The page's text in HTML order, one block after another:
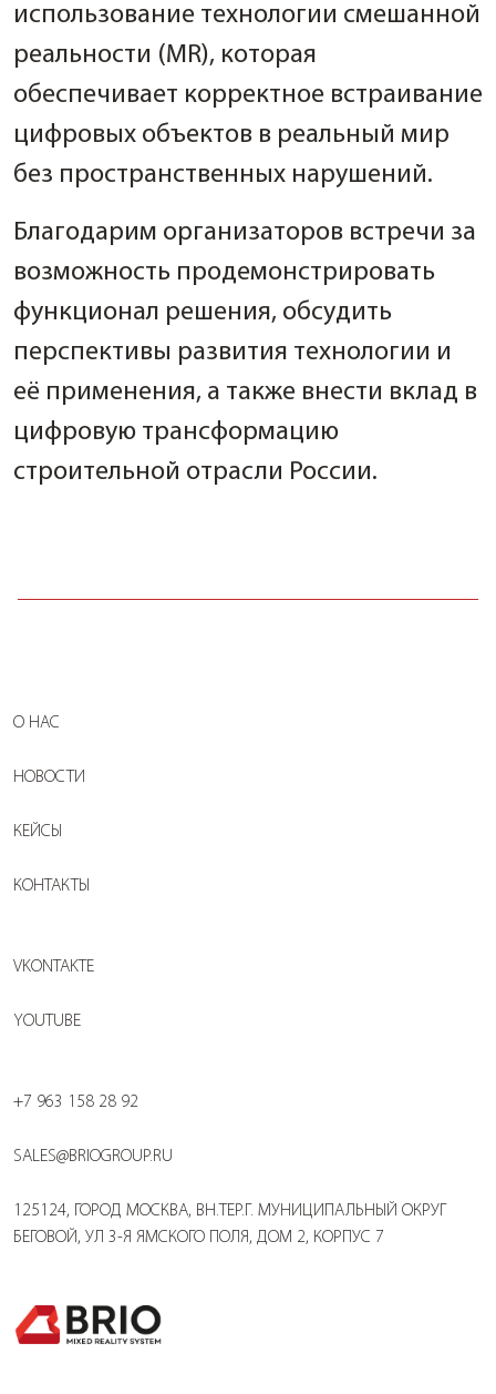
использование технологии смешанной
реальности (MR), которая
обеспечивает корректное встраивание
цифровых объектов в реальный мир
без пространственных нарушений.
Благодарим организаторов встречи за
возможность продемонстрировать
функционал решения, обсудить
перспективы развития технологии и
её применения, а также внести вклад в
цифровую трансформацию
строительной отрасли России.
О НАС
НОВОСТИ
КЕЙСЫ
КОНТАКТЫ
VKONTAKTE
YOUTUBE
+7 963 158 28 92
SALES@BRIOGROUP.RU
125124, ГОРОД МОСКВА, ВН.ТЕР.Г. МУНИЦИПАЛЬНЫЙ ОКРУГ
БЕГОВОЙ, УЛ 3-Я ЯМСКОГО ПОЛЯ, ДОМ 2, КОРПУС 7